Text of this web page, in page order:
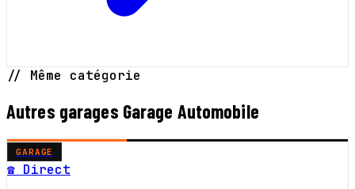
// Même catégorie
Autres garages Garage Automobile
GARAGE
☎ Direct